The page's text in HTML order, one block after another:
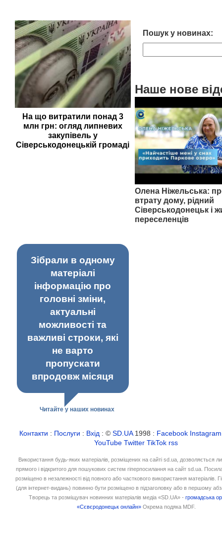
На що витратили понад 3
млн грн: огляд липневих
закупівель у
Сіверськодонецькій громаді
Пошук у новинах:
Наше нове
Олена Ніжельська:
втрату дому, рідний
Сіверськодонецьк і
переселенців
Зібрали в одному
матеріалі
інформацію про
головні зміни,
актуальні
можливості та
важливі строки, які
не варто
пропускати
впродовж місяця
Читайте у наших новинах
Контакти : Послуги : Вхід : ©SD.UA1998 : Facebook Instagram
YouTube Twitter TikTok rss
Використання будь-яких матеріалів, розміщених на сайті sd.ua, дозволяється
прямого і відкритого для пошукових систем гіперпосилання на сайт sd.ua.
розміщено в незалежності від повного або часткового використання матеріалів.
(для інтернет-видань) повинно бути розміщено в підзаголовку або в першому
Творець та розміщувач новинних матеріалів медіа «SD.UA» -громадська
«Сєвєродонецьк онлайн» Окрема подяка MDF.